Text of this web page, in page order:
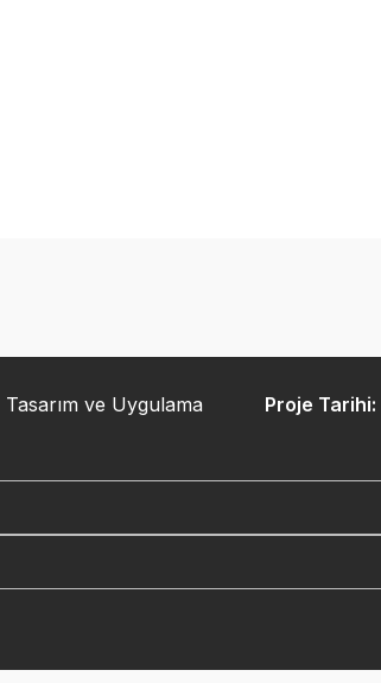
Tasarım ve Uygulama Proje Tarihi: